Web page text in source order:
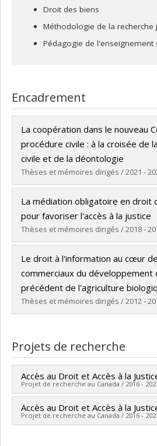
Droit des biens
Méthodologie de la recherche
Pédagogie de l'enseignement
Encadrement
La coopération dans le nouveau
procédure civile : à la croisée de
civile et de la déontologie
Thèses et mémoires dirigés / 2021 -
Diplômé(e) : Laflamme, Annie
Cycle :Maîtrise
Diplôme obtenu :LL. M.
Lien vers le document dans
La médiation obligatoire en droit
pour favoriser l'accès à la justice
Thèses et mémoires dirigés / 2018 -
Diplômé(e) :Duranleau, Joëlle
Cycle :Maîtrise
Diplôme obtenu :LL. M.
Lien vers le document dans
Le droit à l'information au cœur
commerciaux du développement
précédent de l'agriculture
Thèses et mémoires dirigés / 2012 -
Cycle :Maîtrise
Diplôme obtenu :LL. M.
Lien vers le document dans
Projets de recherche
Accès au Droit et Accès à la
Projet de recherche au Canada / 2016 -
Chercheur principal : Pierre
Co-chercheurs : Pierre Trudel,
Accès au Droit et Accès à la
Projet de recherche au Canada / 2016 -